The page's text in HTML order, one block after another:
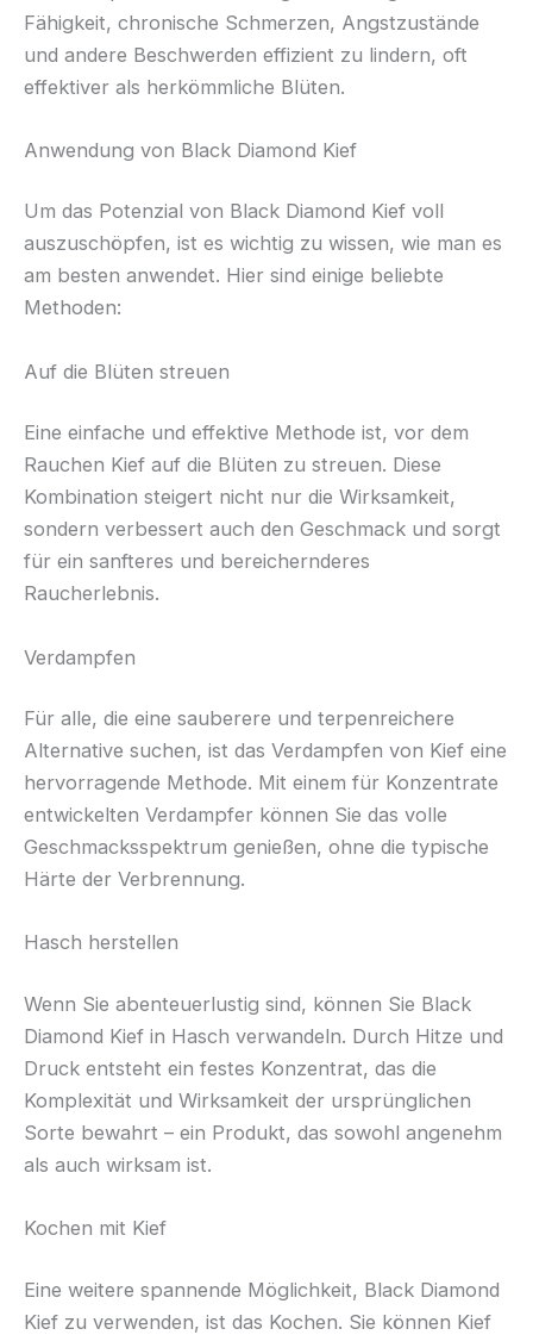
Fähigkeit, chronische Schmerzen, Angstzustände
und andere Beschwerden effizient zu lindern, oft
effektiver als herkömmliche Blüten.
Anwendung von Black Diamond Kief
Um das Potenzial von Black Diamond Kief voll
auszuschöpfen, ist es wichtig zu wissen, wie man es
am besten anwendet. Hier sind einige beliebte
Methoden:
Auf die Blüten streuen
Eine einfache und effektive Methode ist, vor dem
Rauchen Kief auf die Blüten zu streuen. Diese
Kombination steigert nicht nur die Wirksamkeit,
sondern verbessert auch den Geschmack und sorgt
für ein sanfteres und bereichernderes
Raucherlebnis.
Verdampfen
Für alle, die eine sauberere und terpenreichere
Alternative suchen, ist das Verdampfen von Kief eine
hervorragende Methode. Mit einem für Konzentrate
entwickelten Verdampfer können Sie das volle
Geschmacksspektrum genießen, ohne die typische
Härte der Verbrennung.
Hasch herstellen
Wenn Sie abenteuerlustig sind, können Sie Black
Diamond Kief in Hasch verwandeln. Durch Hitze und
Druck entsteht ein festes Konzentrat, das die
Komplexität und Wirksamkeit der ursprünglichen
Sorte bewahrt – ein Produkt, das sowohl angenehm
als auch wirksam ist.
Kochen mit Kief
Eine weitere spannende Möglichkeit, Black Diamond
Kief zu verwenden, ist das Kochen. Sie können Kief